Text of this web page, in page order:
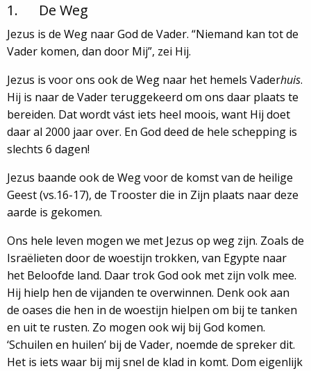
1. De Weg
Jezus is de Weg naar God de Vader. “Niemand kan tot de
Vader komen, dan door Mij”, zei Hij.
Jezus is voor ons ook de Weg naar het hemels Vaderhuis.
Hij is naar de Vader teruggekeerd om ons daar plaats te
bereiden. Dat wordt vást iets heel moois, want Hij doet
daar al 2000 jaar over. En God deed de hele schepping is
slechts 6 dagen!
Jezus baande ook de Weg voor de komst van de heilige
Geest (vs.16-17), de Trooster die in Zijn plaats naar deze
aarde is gekomen.
Ons hele leven mogen we met Jezus op weg zijn. Zoals de
Israëlieten door de woestijn trokken, van Egypte naar
het Beloofde land. Daar trok God ook met zijn volk mee.
Hij hielp hen de vijanden te overwinnen. Denk ook aan
de oases die hen in de woestijn hielpen om bij te tanken
en uit te rusten. Zo mogen ook wij bij God komen.
‘Schuilen en huilen’ bij de Vader, noemde de spreker dit.
Het is iets waar bij mij snel de klad in komt. Dom eigenlijk